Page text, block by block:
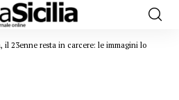
il 23enne resta in carcere: le immagini lo